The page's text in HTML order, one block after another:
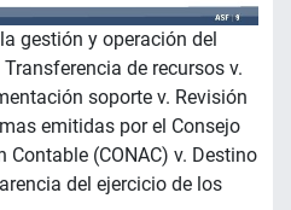
gestión y operación del
de recursos v.
soporte v. Revisión
emitidas por el Consejo
(CONAC) v. Destino
del ejercicio de los